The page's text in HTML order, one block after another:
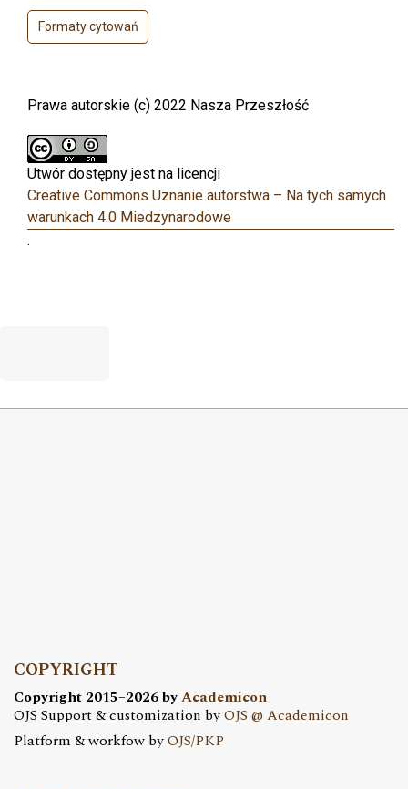
Formaty cytowań
Prawa autorskie (c) 2022 Nasza Przeszłość
Utwór dostępny jest na licencji
Creative Commons Uznanie autorstwa – Na tych samych
warunkach 4.0 Miedzynarodowe
.
COPYRIGHT
Copyright 2015–2026 byAcademicon
OJS Support & customization byOJS @ Academicon
Platform & workfow byOJS/PKP